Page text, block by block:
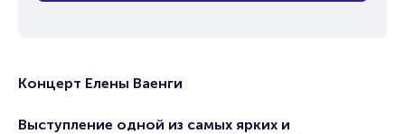
Концерт Елены Ваенги
Выступление одной из самых ярких и